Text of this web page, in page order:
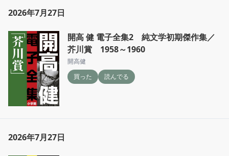
2026年7月27日
開高 健 電子全集2 純文学初期傑作集／
芥川賞 1958～1960
開高健
買った
読んでる
2026年7月27日